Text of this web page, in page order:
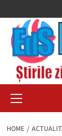
to
content
Menu
HOME